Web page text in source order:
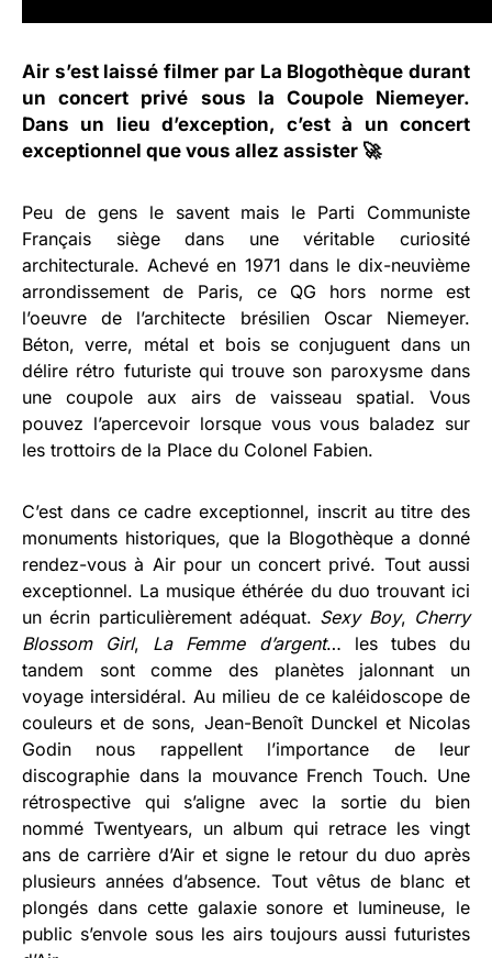
Air s’est laissé filmer par La Blogothèque durant
un concert privé sous la Coupole Niemeyer.
Dans un lieu d’exception, c’est à un concert
exceptionnel que vous allez assister 🚀
Peu de gens le savent mais le Parti Communiste
Français siège dans une véritable curiosité
architecturale. Achevé en 1971 dans le dix-neuvième
arrondissement de Paris, ce QG hors norme est
l’oeuvre de l’architecte brésilien Oscar Niemeyer.
Béton, verre, métal et bois se conjuguent dans un
délire rétro futuriste qui trouve son paroxysme dans
une coupole aux airs de vaisseau spatial. Vous
pouvez l’apercevoir lorsque vous vous baladez sur
les trottoirs de la Place du Colonel Fabien.
C’est dans ce cadre exceptionnel, inscrit au titre des
monuments historiques, que la Blogothèque a donné
rendez-vous à Air pour un concert privé. Tout aussi
exceptionnel. La musique éthérée du duo trouvant ici
un écrin particulièrement adéquat. Sexy Boy, Cherry
Blossom Girl, La Femme d’argent… les tubes du
tandem sont comme des planètes jalonnant un
voyage intersidéral. Au milieu de ce kaléidoscope de
couleurs et de sons, Jean-Benoît Dunckel et Nicolas
Godin nous rappellent l’importance de leur
discographie dans la mouvance French Touch. Une
rétrospective qui s’aligne avec la sortie du bien
nommé Twentyears, un album qui retrace les vingt
ans de carrière d’Air et signe le retour du duo après
plusieurs années d’absence. Tout vêtus de blanc et
plongés dans cette galaxie sonore et lumineuse, le
public s’envole sous les airs toujours aussi futuristes